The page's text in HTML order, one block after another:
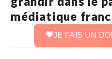
médiatique
JE FAIS UN